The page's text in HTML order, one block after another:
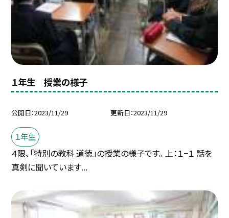
１年生 授業の様子
公開日 2023/11/29 更新日 2023/11/29
１年生
４限、「特別の教科 道徳」の授業の様子です。 上：１−１ 話を
真剣に聞いています...